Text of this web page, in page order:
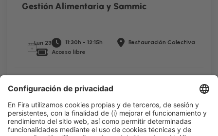
Gestión Alimentaria y Sammic
Lun 23 11:30h - 12:15h
Restauración Colectiva
Acceso libre